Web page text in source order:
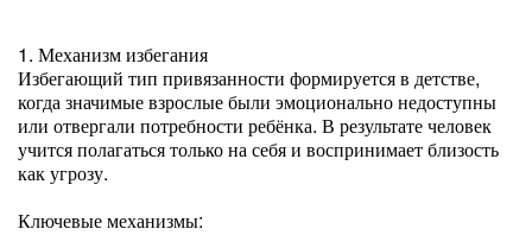
1. Механизм избегания
Избегающий тип привязанности формируется в детстве,
когда значимые взрослые были эмоционально недоступны
или отвергали потребности ребёнка. В результате человек
учится полагаться только на себя и воспринимает близость
как угрозу.
Ключевые механизмы: